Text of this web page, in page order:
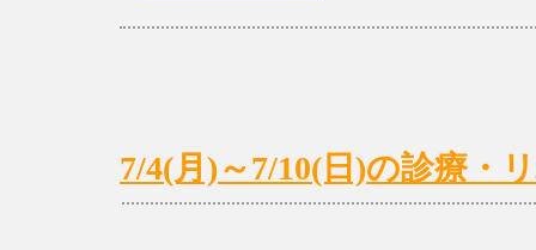
7/4(月)～7/10(日)の診療・